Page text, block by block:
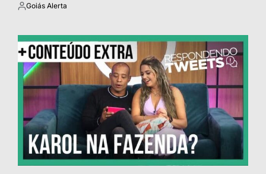
Postado
Goiás Alerta